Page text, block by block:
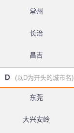
常州
长治
昌吉
D (以D为开头的城市名)
东莞
大兴安岭